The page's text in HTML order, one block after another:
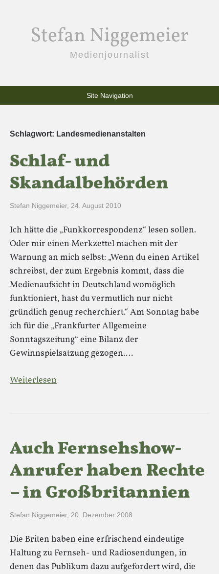
Stefan Niggemeier
Medienjournalist
Site Navigation
Schlagwort: Landesmedienanstalten
Schlaf- und
Skandalbehörden
Stefan Niggemeier, 24. August 2010
Ich hätte die „Funkkorrespondenz“ lesen sollen.
Oder mir einen Merkzettel machen mit der
Warnung an mich selbst: „Wenn du einen Artikel
schreibst, der zum Ergebnis kommt, dass die
Medienaufsicht in Deutschland womöglich
funktioniert, hast du vermutlich nur nicht
gründlich genug recherchiert.“ Am Sonntag habe
ich für die „Frankfurter Allgemeine
Sonntagszeitung“ eine Bilanz der
Gewinnspielsatzung gezogen.…
Weiterlesen
Auch Fernsehshow-
Anrufer haben Rechte
– in Großbritannien
Stefan Niggemeier, 20. Dezember 2008
Die Briten haben eine erfrischend eindeutige
Haltung zu Fernseh- und Radiosendungen, in
denen das Publikum dazu aufgefordert wird, die